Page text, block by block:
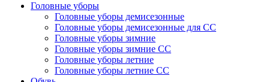
Головные уборы
Головные уборы демисезонные
Головные уборы демисезонные для СС
Головные уборы зимние
Головные уборы зимние СС
Головные уборы летние
Головные уборы летние СС